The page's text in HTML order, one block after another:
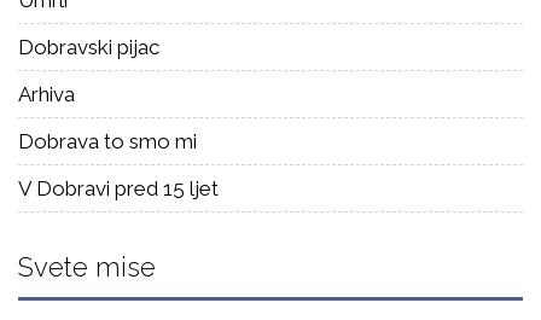
Dobravski pijac
Arhiva
Dobrava to smo mi
V Dobravi pred 15 ljet
Svete mise